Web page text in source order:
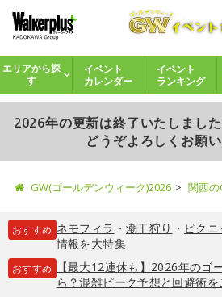
エリアから探
す
イベント
カレンダー
イベント
ランキング
2026年の更新は終了いたしまし
どうぞよろしくお願い
GW(ゴールデンウィーク)2026 関西
おすすめ ネモフィラ ・ 潮干狩り ・ ピクニ
情報を大特集
おすすめ
【最大12連休も】2026年のゴ
ら？混雑ピーク予想と回避術を